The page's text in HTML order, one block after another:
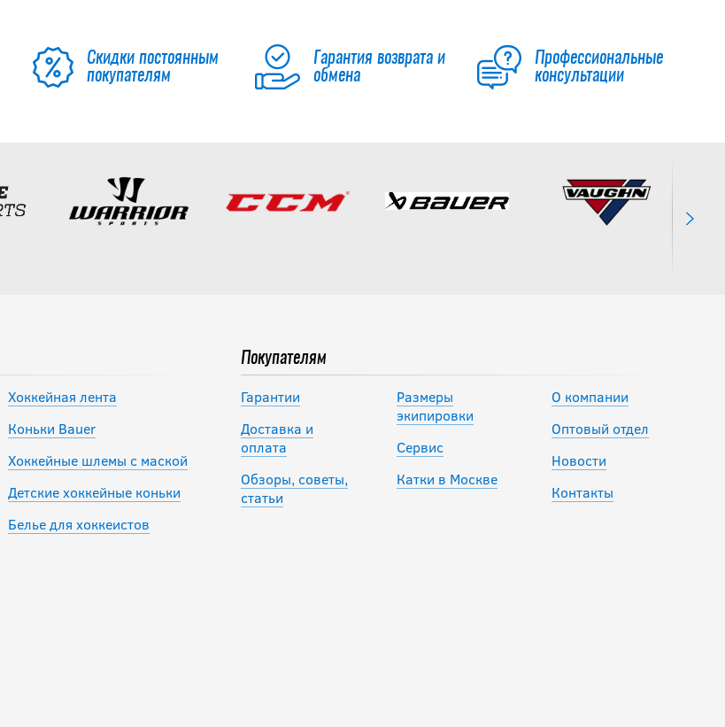
9 990руб.
Клюшка BAUER S23
VAPOR YOUTH GRIP
YTH
Скидки постоянным
покупателям
Гарантия возврата и
обмена
Профессиональные
консультации
Хоккейная лента
Коньки Bauer
Хоккейные шлемы с маской
Детские хоккейные коньки
Белье для хоккеистов
Покупателям
Гарантии
Доставка и
оплата
Обзоры, советы,
статьи
Размеры
экипировки
Сервис
Катки в Москве
О компании
Оптовый отдел
Новости
Контакты